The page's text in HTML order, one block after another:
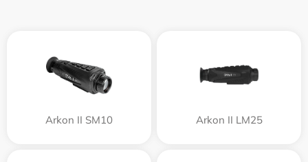
Arkon II SM10 Arkon II LM25